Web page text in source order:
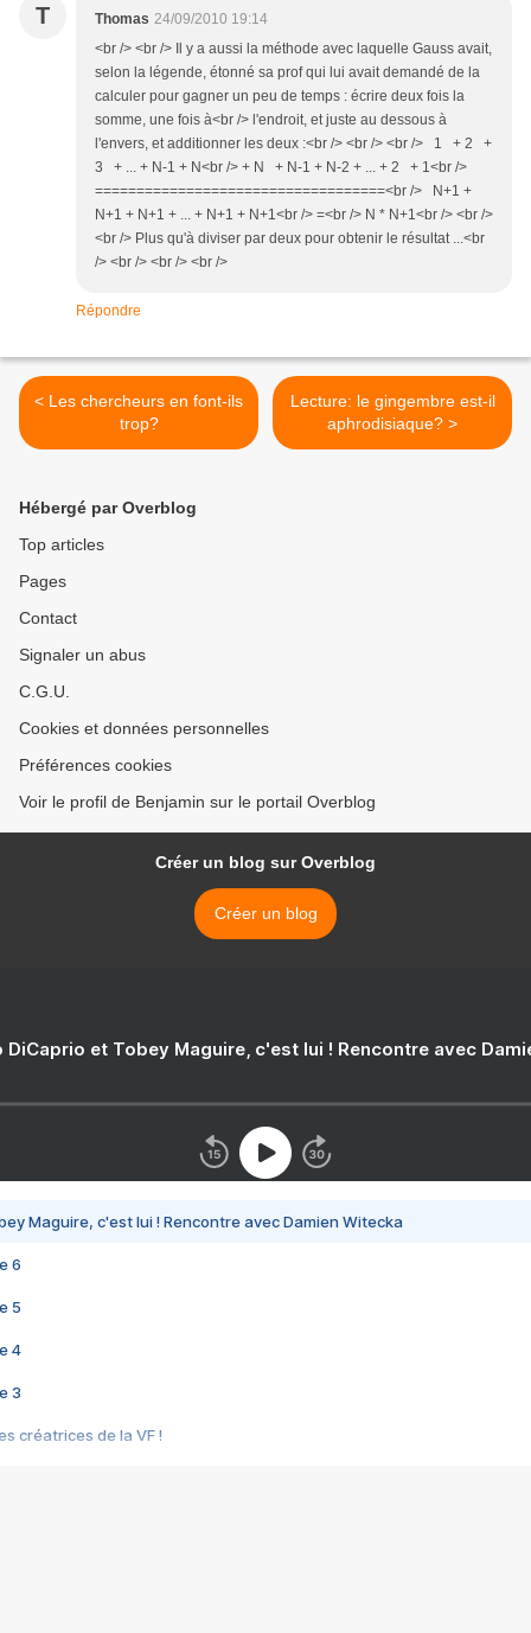
T Thomas 24/09/2010 19:14
<br /> <br /> Il y a aussi la méthode avec laquelle Gauss avait,
selon la légende, étonné sa prof qui lui avait demandé de la
calculer pour gagner un peu de temps : écrire deux fois la
somme, une fois à<br /> l'endroit, et juste au dessous à
l'envers, et additionner les deux :<br /> <br /> <br /> 1 + 2 +
3 + ... + N-1 + N<br /> + N + N-1 + N-2 + ... + 2 + 1<br />
===================================<br /> N+1 +
N+1 + N+1 + ... + N+1 + N+1<br /> =<br /> N * N+1<br /> <br />
<br /> Plus qu'à diviser par deux pour obtenir le résultat ...<br
/> <br /> <br /> <br />
Répondre
< Les chercheurs en font-ils
trop?
Lecture: le gingembre est-il
aphrodisiaque? >
Hébergé par Overblog
Top articles
Pages
Contact
Signaler un abus
C.G.U.
Cookies et données personnelles
Préférences cookies
Voir le profil de Benjamin sur le portail Overblog
Créer un blog sur Overblog
Créer un blog
DiCaprio et Tobey Maguire, c'est lui ! Rencontre avec
Maguire, c'est lui ! Rencontre avec Damien Witecka
6
5
4
3
créatrices de la VF !